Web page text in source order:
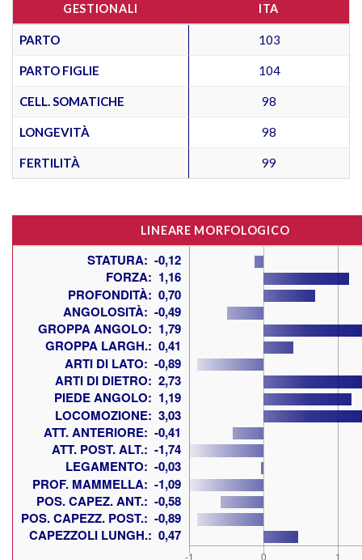
GESTIONALI ITA
PARTO 103
PARTO FIGLIE 104
CELL. SOMATICHE 98
LONGEVITÀ 98
FERTILITÀ 99
LINEARE MORFOLOGICO